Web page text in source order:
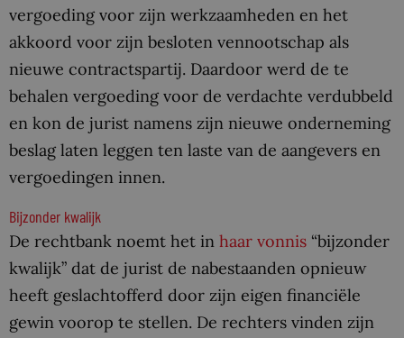
vergoeding voor zijn werkzaamheden en het
akkoord voor zijn besloten vennootschap als
nieuwe contractspartij. Daardoor werd de te
behalen vergoeding voor de verdachte verdubbeld
en kon de jurist namens zijn nieuwe onderneming
beslag laten leggen ten laste van de aangevers en
vergoedingen innen.
Bijzonder kwalijk
De rechtbank noemt het in haar vonnis “bijzonder
kwalijk” dat de jurist de nabestaanden opnieuw
heeft geslachtofferd door zijn eigen financiële
gewin voorop te stellen. De rechters vinden zijn